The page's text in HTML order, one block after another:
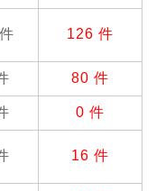
126 件
80 件
0 件
16 件